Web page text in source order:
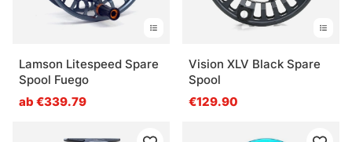
Lamson Litespeed Spare
Spool Fuego
ab €339.79
Vision XLV Black Spare
Spool
€129.90